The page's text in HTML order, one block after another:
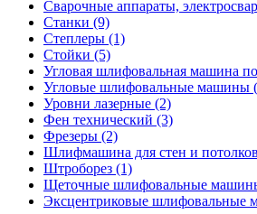
Сварочные аппараты,
Станки (9)
Степлеры (1)
Стойки (5)
Угловая шлифовальная машина
Угловые шлифовальные машины
Уровни лазерные (2)
Фен технический (3)
Фрезеры (2)
Шлифмашина для стен и потолков
Штроборез (1)
Щеточные шлифовальные
Эксцентриковые шлифовальные